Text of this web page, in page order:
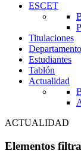
ESCET
Titulaciones
Estudiantes
Tablón
Actualidad
ACTUALIDAD
Elementos